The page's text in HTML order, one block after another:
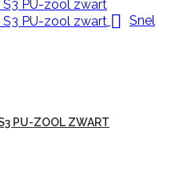

Snel
PU-ZOOL ZWART